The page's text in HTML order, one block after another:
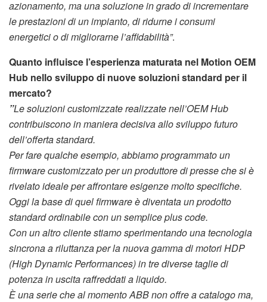
azionamento, ma una soluzione in grado di incrementare
le prestazioni di un impianto, di ridurne i consumi
energetici o di migliorarne l’affidabilità”.
Quanto influisce l’esperienza maturata nel Motion OEM
Hub nello sviluppo di nuove soluzioni standard per il
mercato?
‍”Le soluzioni customizzate realizzate nell’OEM Hub
contribuiscono in maniera decisiva allo sviluppo futuro
dell’offerta standard.
Per fare qualche esempio, abbiamo programmato un
firmware customizzato per un produttore di presse che si è
rivelato ideale per affrontare esigenze molto specifiche.
Oggi la base di quel firmware è diventata un prodotto
standard ordinabile con un semplice plus code.
Con un altro cliente stiamo sperimentando una tecnologia
sincrona a riluttanza per la nuova gamma di motori HDP
(High Dynamic Performances) in tre diverse taglie di
potenza in uscita raffreddati a liquido.
È una serie che al momento ABB non offre a catalogo ma,